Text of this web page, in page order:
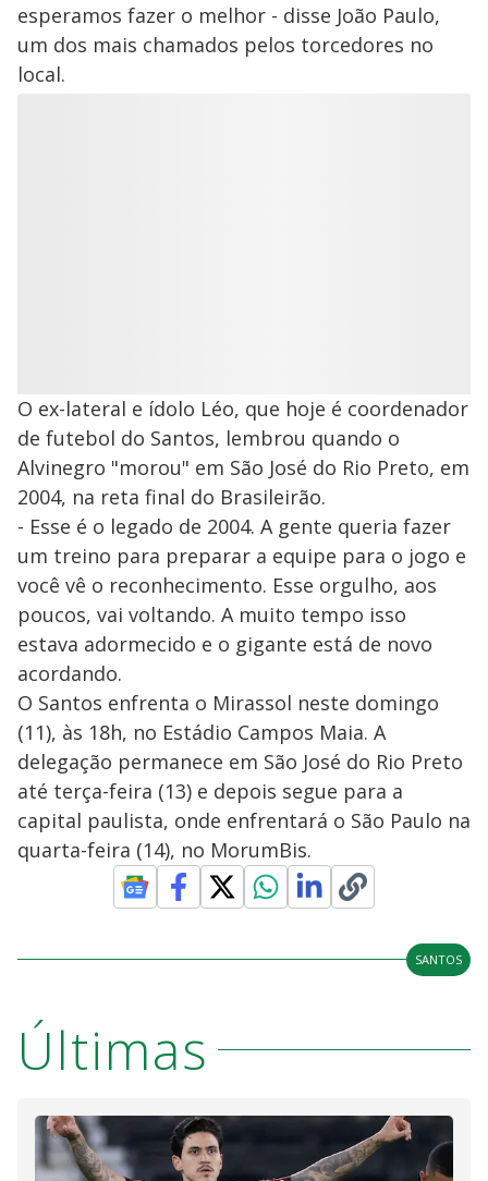
esperamos fazer o melhor - disse João Paulo,
um dos mais chamados pelos torcedores no
local.
O ex-lateral e ídolo Léo, que hoje é coordenador
de futebol do Santos, lembrou quando o
Alvinegro "morou" em São José do Rio Preto, em
2004, na reta final do Brasileirão.
- Esse é o legado de 2004. A gente queria fazer
um treino para preparar a equipe para o jogo e
você vê o reconhecimento. Esse orgulho, aos
poucos, vai voltando. A muito tempo isso
estava adormecido e o gigante está de novo
acordando.
O Santos enfrenta o Mirassol neste domingo
(11), às 18h, no Estádio Campos Maia. A
delegação permanece em São José do Rio Preto
até terça-feira (13) e depois segue para a
capital paulista, onde enfrentará o São Paulo na
quarta-feira (14), no MorumBis.
SANTOS
Últimas